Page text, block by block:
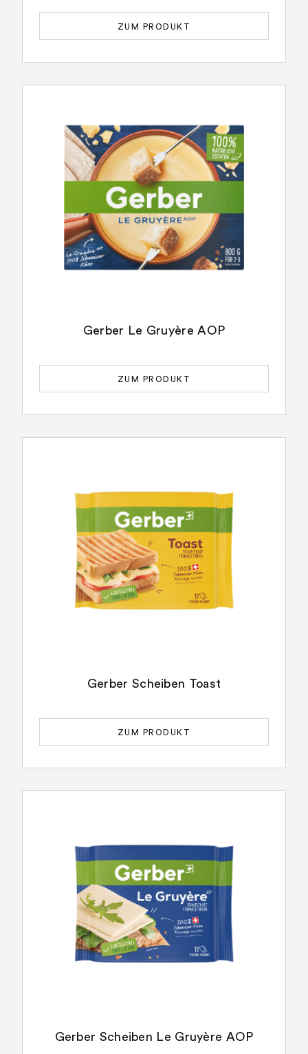
ZUM PRODUKT
Gerber Le Gruyère AOP
ZUM PRODUKT
Gerber Scheiben Toast
ZUM PRODUKT
Gerber Scheiben Le Gruyère AOP